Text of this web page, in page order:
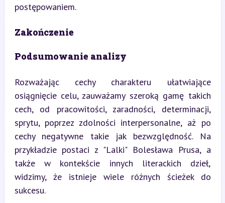
postępowaniem.
Zakończenie
Podsumowanie analizy
Rozważając cechy charakteru ułatwiające
osiągnięcie celu, zauważamy szeroką gamę takich
cech, od pracowitości, zaradności, determinacji,
sprytu, poprzez zdolności interpersonalne, aż po
cechy negatywne takie jak bezwzględność. Na
przykładzie postaci z "Lalki" Bolesława Prusa, a
także w kontekście innych literackich dzieł,
widzimy, że istnieje wiele różnych ścieżek do
sukcesu.